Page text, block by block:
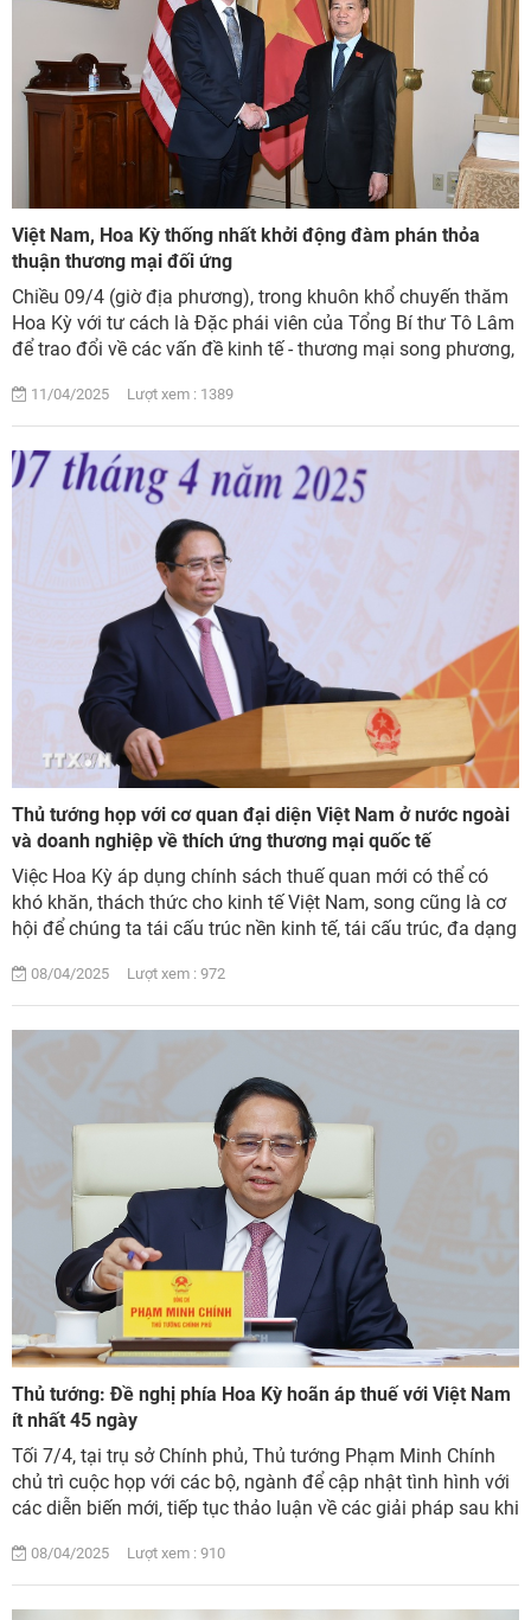
Việt Nam, Hoa Kỳ thống nhất khởi động đàm phán thỏa
thuận thương mại đối ứng
Chiều 09/4 (giờ địa phương), trong khuôn khổ chuyến thăm
Hoa Kỳ với tư cách là Đặc phái viên của Tổng Bí thư Tô Lâm
để trao đổi về các vấn đề kinh tế - thương mại song phương,
11/04/2025 Lượt xem : 1389
Thủ tướng họp với cơ quan đại diện Việt Nam ở nước ngoài
và doanh nghiệp về thích ứng thương mại quốc tế
Việc Hoa Kỳ áp dụng chính sách thuế quan mới có thể có
khó khăn, thách thức cho kinh tế Việt Nam, song cũng là cơ
hội để chúng ta tái cấu trúc nền kinh tế, tái cấu trúc, đa dạng
08/04/2025 Lượt xem : 972
Thủ tướng: Đề nghị phía Hoa Kỳ hoãn áp thuế với Việt Nam
ít nhất 45 ngày
Tối 7/4, tại trụ sở Chính phủ, Thủ tướng Phạm Minh Chính
chủ trì cuộc họp với các bộ, ngành để cập nhật tình hình với
các diễn biến mới, tiếp tục thảo luận về các giải pháp sau khi
08/04/2025 Lượt xem : 910